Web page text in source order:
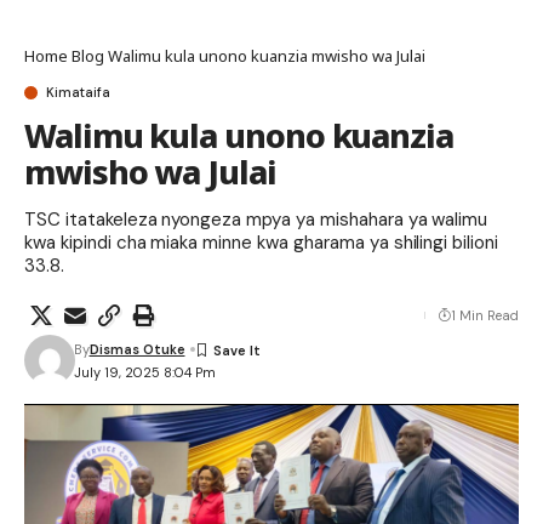
Home Blog Walimu kula unono kuanzia mwisho wa Julai
Kimataifa
Walimu kula unono kuanzia
mwisho wa Julai
TSC itatakeleza nyongeza mpya ya mishahara ya walimu
kwa kipindi cha miaka minne kwa gharama ya shilingi bilioni
33.8.
July 19, 2025 8:04 Pm
ByDismas Otuke
1 Min Read